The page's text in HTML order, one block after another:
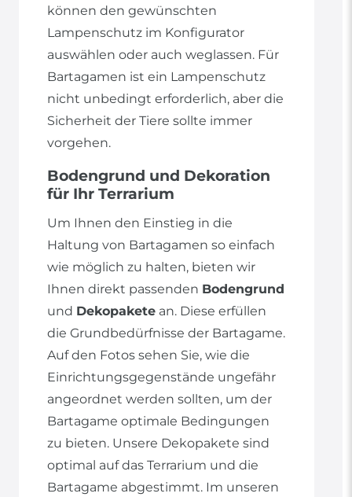
können den gewünschten
Lampenschutz im Konfigurator
auswählen oder auch weglassen. Für
Bartagamen ist ein Lampenschutz
nicht unbedingt erforderlich, aber die
Sicherheit der Tiere sollte immer
vorgehen.
Bodengrund und Dekoration
für Ihr Terrarium
Um Ihnen den Einstieg in die
Haltung von Bartagamen so einfach
wie möglich zu halten, bieten wir
Ihnen direkt passenden Bodengrund
und Dekopakete an. Diese erfüllen
die Grundbedürfnisse der Bartagame.
Auf den Fotos sehen Sie, wie die
Einrichtungsgegenstände ungefähr
angeordnet werden sollten, um der
Bartagame optimale Bedingungen
zu bieten. Unsere Dekopakete sind
optimal auf das Terrarium und die
Bartagame abgestimmt. Im unseren